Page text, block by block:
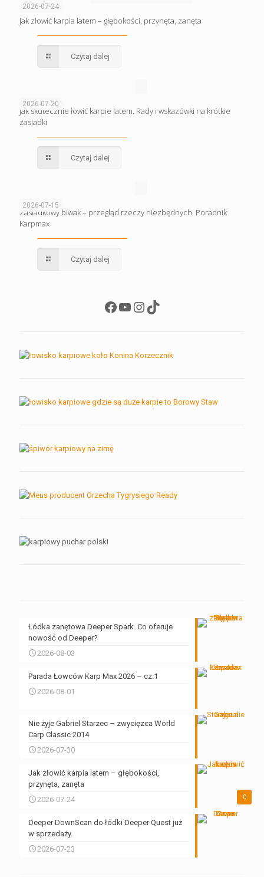
2026-07-24
Jak złowić karpia latem – głębokości, przynęta, zanęta
Czytaj dalej
2026-07-20
Jak skutecznie łowić karpie latem. Rady i wskazówki na krótkie
zasiadki
Czytaj dalej
2026-07-15
Zasiadkowy biwak – przegląd rzeczy niezbędnych. Poradnik
Karpmax
Czytaj dalej
Facebook
YouTube
Instagram
TikTok
Łódka zanętowa Deeper Spark. Co oferuje
nowość od Deeper?
2026-08-03
Parada Łowców Karp Max 2026 – cz.1
2026-08-01
Nie żyje Gabriel Starzec – zwycięzca World
Carp Classic 2014
2026-07-30
0
Jak złowić karpia latem – głębokości,
przynęta, zanęta
2026-07-24
Deeper DownScan do łódki Deeper Quest już
w sprzedaży.
2026-07-23